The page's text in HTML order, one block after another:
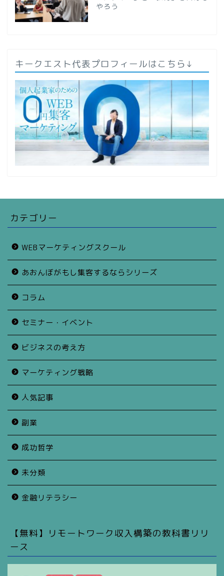
やろう
キークエスト代表プロフィールはこちら↓
カテゴリー
WEBマーケティングスクール
あおんぼがもし集客するならシリーズ
コラム
セミナー・イベント
ビジネスの考え方
マーケティング戦略
人気記事
副業
成功哲学
未分類
金融リテラシー
【無料】リモートワーク収入構築の教科書リリ
ース